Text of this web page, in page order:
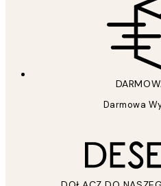
Darmowa